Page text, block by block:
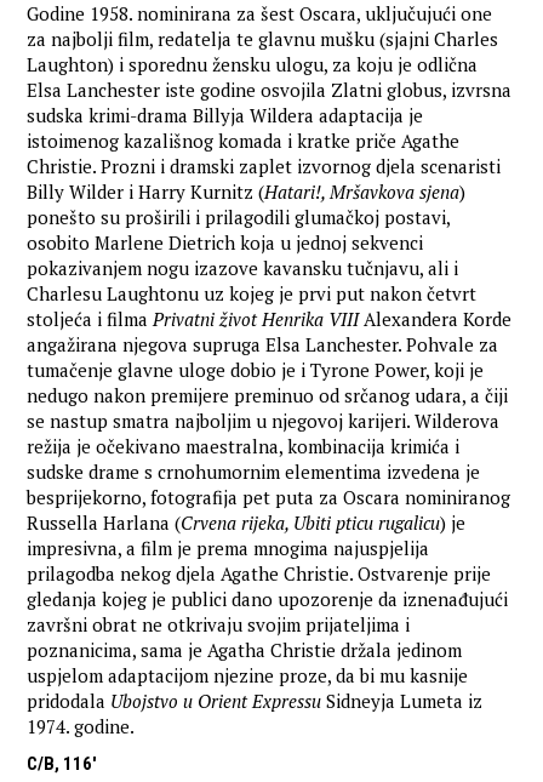
Godine 1958. nominirana za šest Oscara, uključujući one
za najbolji film, redatelja te glavnu mušku (sjajni Charles
Laughton) i sporednu žensku ulogu, za koju je odlična
Elsa Lanchester iste godine osvojila Zlatni globus, izvrsna
sudska krimi-drama Billyja Wildera adaptacija je
istoimenog kazališnog komada i kratke priče Agathe
Christie. Prozni i dramski zaplet izvornog djela scenaristi
Billy Wilder i Harry Kurnitz (Hatari!, Mršavkova sjena)
ponešto su proširili i prilagodili glumačkoj postavi,
osobito Marlene Dietrich koja u jednoj sekvenci
pokazivanjem nogu izazove kavansku tučnjavu, ali i
Charlesu Laughtonu uz kojeg je prvi put nakon četvrt
stoljeća i filmaPrivatni život Henrika VIIIAlexandera Korde
angažirana njegova supruga Elsa Lanchester. Pohvale za
tumačenje glavne uloge dobio je i Tyrone Power, koji je
nedugo nakon premijere preminuo od srčanog udara, a čiji
se nastup smatra najboljim u njegovoj karijeri. Wilderova
režija je očekivano maestralna, kombinacija krimića i
sudske drame s crnohumornim elementima izvedena je
besprijekorno, fotografija pet puta za Oscara nominiranog
Russella Harlana (Crvena rijeka, Ubiti pticu rugalicu) je
impresivna, a film je prema mnogima najuspjelija
prilagodba nekog djela Agathe Christie. Ostvarenje prije
gledanja kojeg je publici dano upozorenje da iznenađujući
završni obrat ne otkrivaju svojim prijateljima i
poznanicima, sama je Agatha Christie držala jedinom
uspjelom adaptacijom njezine proze, da bi mu kasnije
pridodala Ubojstvo u Orient Expressu Sidneyja Lumeta iz
1974. godine.
C/B, 116'